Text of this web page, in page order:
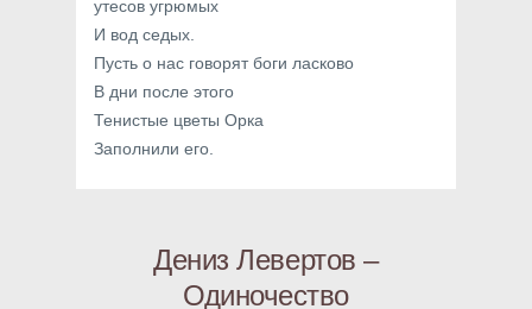
утесов угрюмых
И вод седых.
Пусть о нас говорят боги ласково
В дни после этого
Тенистые цветы Орка
Заполнили его.
Дениз Левертов –
Одиночество